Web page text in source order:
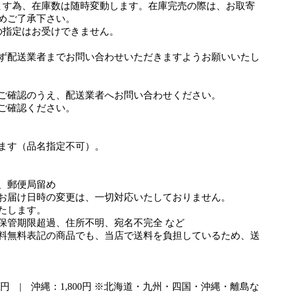
為、在庫数は随時変動します。在庫完売の際は、お取寄
ご了承下さい。
定はお受けできません。
送業者までお問い合わせいただきますようお願いいたし
認のうえ、配送業者へお問い合わせください。
認ください。
（品名指定不可）。
郵便局留め
け日時の変更は、一切対応いたしておりません。
します。
管期限超過、住所不明、宛名不完全 など
料表記の商品でも、当店で送料を負担しているため、送
沖縄：1,800円 ※北海道・九州・四国・沖縄・離島な